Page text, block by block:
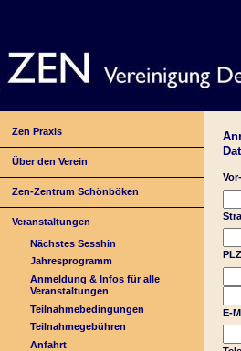
Zen Praxis
Über den Verein
Zen-Zentrum Schönböken
Veranstaltungen
Nächstes Sesshin
Jahresprogramm
Anmeldung & Infos für alle
Veranstaltungen
Teilnahmebedingungen
Teilnahmegebühren
Anfahrt
E-